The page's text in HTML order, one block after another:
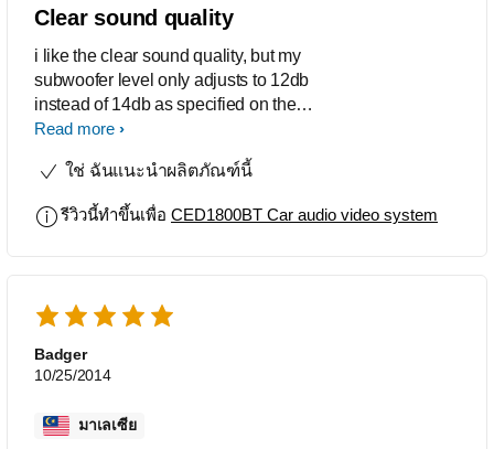
Clear sound quality
i like the clear sound quality, but my
subwoofer level only adjusts to 12db
instead of 14db as specified on the
user manual. I only decided to install
Read more
ใช่ ฉันแนะนำผลิตภัณฑ์นี้
รีวิวนี้ทำขึ้นเพื่อ CED1800BT Car audio video system
Badger
10/25/2014
มาเลเซีย